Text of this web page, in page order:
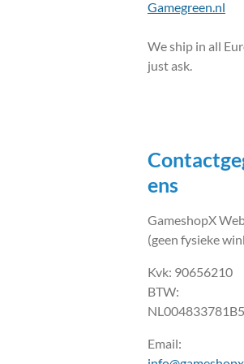
Gamegreen.nl
We ship in all
just ask.
ens
GameshopX
(geen fysieke
Kvk: 90656210
BTW:
Email: